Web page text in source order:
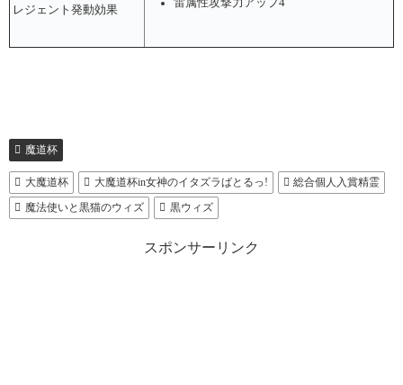
レジェント発動効果
雷属性攻撃力アップ4
魔道杯
大魔道杯 大魔道杯in女神のイタズラばとるっ!
総合個人入賞精霊
魔法使いと黒猫のウィズ
黒ウィズ
スポンサーリンク